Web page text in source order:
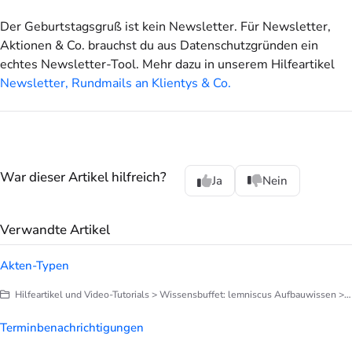
Der Geburtstagsgruß ist kein Newsletter. Für Newsletter,
Aktionen & Co. brauchst du aus Datenschutzgründen ein
echtes Newsletter-Tool. Mehr dazu in unserem Hilfeartikel
Newsletter, Rundmails an Klientys & Co.
War dieser Artikel hilfreich? Ja Nein
Verwandte Artikel
Akten-Typen
Hilfeartikel und Video-Tutorials > Wissensbuffet: lemniscus Aufbauwissen > Akten
Terminbenachrichtigungen